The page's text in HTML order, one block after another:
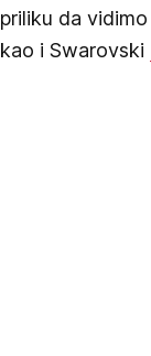
priliku da vidimo
kao i Swarovski